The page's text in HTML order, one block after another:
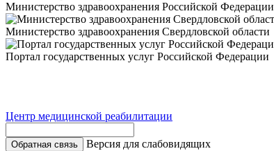
Министерство здравоохранения Российской Федерации
Министерство здравоохранения Свердловской области
Портал государственных услуг Российской Федерации
Центр медицинской реабилитации
Обратная связь
Версия для слабовидящих